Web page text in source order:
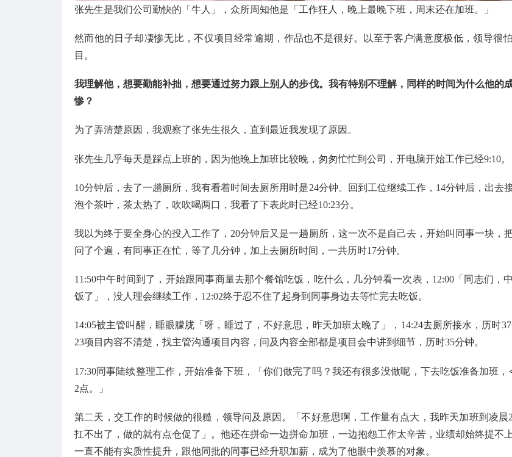
张先生是我们公司勤快的「牛人」，众所周知他是「工作狂人，晚上最晚下班，周末还在加班。」
然而他的日子却凄惨无比，不仅项目经常逾期，作品也不是很好。以至于客户满意度极低，领导很
目。
我理解他，想要勤能补拙，想要通过努力跟上别人的步伐。我有特别不理解，同样的时间为什么他的
惨？
为了弄清楚原因，我观察了张先生很久，直到最近我发现了原因。
张先生几乎每天是踩点上班的，因为他晚上加班比较晚，匆匆忙忙到公司，开电脑开始工作已经9:10。
10分钟后，去了一趟厕所，我有看着时间去厕所用时是24分钟。回到工位继续工作，14分钟后，出去
泡个茶叶，茶太热了，吹吹喝两口，我看了下表此时已经10:23分。
我以为终于要全身心的投入工作了，20分钟后又是一趟厕所，这一次不是自己去，开始叫同事一块，
问了个遍，有同事正在忙，等了几分钟，加上去厕所时间，一共历时17分钟。
11:50中午时间到了，开始跟同事商量去那个餐馆吃饭，吃什么，几分钟看一次表，12:00「同志们，
饭了」，没人理会继续工作，12:02终于忍不住了起身到同事身边去等忙完去吃饭。
14:05被主管叫醒，睡眼朦胧「呀，睡过了，不好意思，昨天加班太晚了」，14:24去厕所接水，历时
23项目内容不清楚，找主管沟通项目内容，问及内容全部都是项目会中讲到细节，历时35分钟。
17:30同事陆续整理工作，开始准备下班，「你们做完了吗？我还有很多没做呢，下去吃饭准备加班，
2点。」
第二天，交工作的时候做的很糙，领导问及原因。「不好意思啊，工作量有点大，我昨天加班到凌晨
扛不出了，做的就有点仓促了」。他还在拼命一边拼命加班，一边抱怨工作太辛苦，业绩却始终提不
一直不能有实质性提升，跟他同批的同事已经升职加薪，成为了他眼中羡慕的对象。